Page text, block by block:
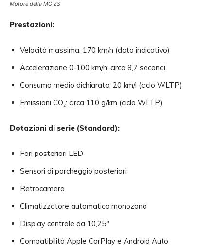
Motore della MG ZS
Prestazioni:
Velocità massima: 170 km/h (dato indicativo)
Accelerazione 0-100 km/h: circa 8,7 secondi
Consumo medio dichiarato: 20 km/l (ciclo WLTP)
Emissioni CO₂: circa 110 g/km (ciclo WLTP)
Dotazioni di serie (Standard):
Fari posteriori LED
Sensori di parcheggio posteriori
Retrocamera
Climatizzatore automatico monozona
Display centrale da 10,25″
Compatibilità Apple CarPlay e Android Auto